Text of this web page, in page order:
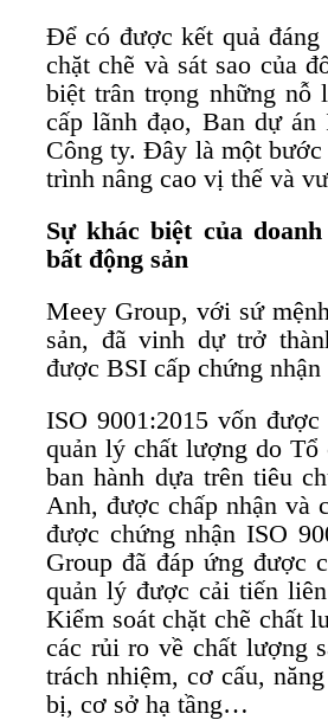
Để có được kết quả
chặt chẽ và sát sao của
biệt trân trọng những nỗ
cấp lãnh đạo, Ban dự
Công ty. Đây là một
trình nâng cao vị thế và
Sự khác biệt của
bất động sản
Meey Group, với sứ
sản, đã vinh dự trở
được BSI cấp chứng
ISO 9001:2015 vốn
quản lý chất lượng do Tổ
ban hành dựa trên tiêu
Anh, được chấp nhận và
được chứng nhận ISO
Group đã đáp ứng được
quản lý được cải tiến
Kiểm soát chặt chẽ chất
các rủi ro về chất lượng
trách nhiệm, cơ cấu,
bị, cơ sở hạ tầng…